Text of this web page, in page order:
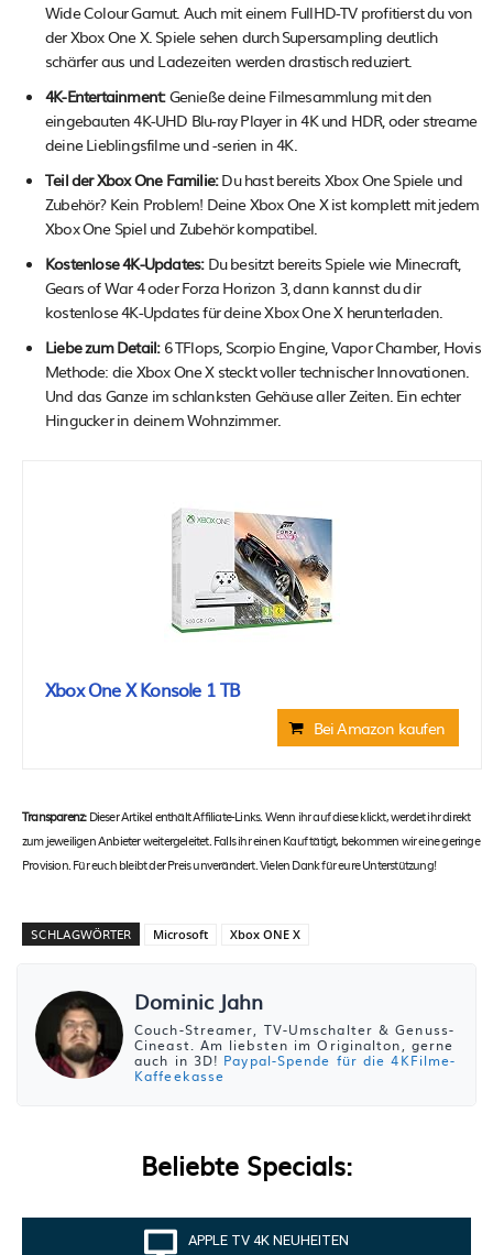
Wide Colour Gamut. Auch mit einem FullHD-TV profitierst du von
der Xbox One X. Spiele sehen durch Supersampling deutlich
schärfer aus und Ladezeiten werden drastisch reduziert.
4K-Entertainment:Genieße deine Filmesammlung mit den
eingebauten 4K-UHD Blu-ray Player in 4K und HDR, oder streame
deine Lieblingsfilme und -serien in 4K.
Teil der Xbox One Familie:Du hast bereits Xbox One Spiele und
Zubehör? Kein Problem! Deine Xbox One X ist komplett mit jedem
Xbox One Spiel und Zubehör kompatibel.
Kostenlose 4K-Updates:Du besitzt bereits Spiele wie Minecraft,
Gears of War 4 oder Forza Horizon 3, dann kannst du dir
kostenlose 4K-Updates für deine Xbox One X herunterladen.
Liebe zum Detail:6 TFlops, Scorpio Engine, Vapor Chamber, Hovis
Methode: die Xbox One X steckt voller technischer Innovationen.
Und das Ganze im schlanksten Gehäuse aller Zeiten. Ein echter
Hingucker in deinem Wohnzimmer.
Xbox One X Konsole 1 TB
Bei Amazon kaufen
Transparenz:Dieser Artikel enthält Affiliate-Links. Wenn ihr auf diese klickt, werdet ihr direkt
zum jeweiligen Anbieter weitergeleitet. Falls ihr einen Kauf tätigt, bekommen wir eine geringe
Provision. Für euch bleibt der Preis unverändert. Vielen Dank für eure Unterstützung!
SCHLAGWÖRTER Microsoft Xbox ONE X
Dominic Jahn
Couch-Streamer, TV-Umschalter & Genuss-
Cineast. Am liebsten im Originalton, gerne
auch in 3D! Paypal-Spende für die 4KFilme-
Kaffeekasse
Beliebte Specials:
APPLE TV 4K NEUHEITEN